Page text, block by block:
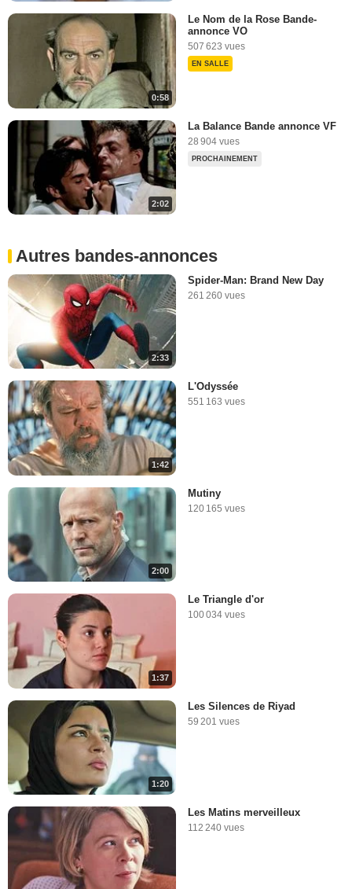
0:58
Le Nom de la Rose Bande-
annonce VO
507 623 vues
EN SALLE
2:02
La Balance Bande annonce VF
28 904 vues
PROCHAINEMENT
Autres bandes-annonces
2:33
Spider-Man: Brand New Day
261 260 vues
1:42
L'Odyssée
551 163 vues
2:00
Mutiny
120 165 vues
1:37
Le Triangle d'or
100 034 vues
1:20
Les Silences de Riyad
59 201 vues
Les Matins merveilleux
112 240 vues